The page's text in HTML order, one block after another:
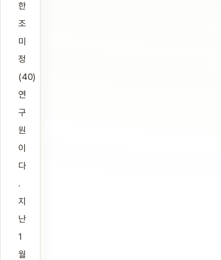
한
조
미
정
(40)
연
구
원
이
다
.
지
난
1
월